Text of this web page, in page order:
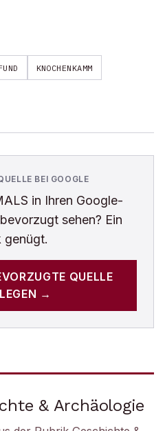
KNOCHENKAMM
BEI GOOGLE
in Ihren Google-
sehen? Ein
genügt.
QUELLE
→
& Archäologie